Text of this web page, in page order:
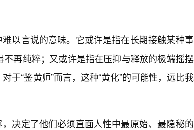
以言说的意味。它或许是指在长期接触某种事
再纯粹；又或许是指在压抑与释放的极端摇摆
于“鉴黄师”而言，这种“黄化”的可能性，远比我
决定了他们必须直面人性中最原始、最隐秘的